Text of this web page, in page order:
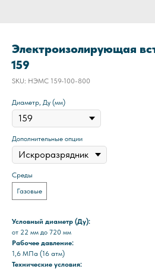
Электроизолирующая
159
SKU: НЭМС 159-100-800
Диаметр, Ду (мм)
Дополнительные опции
Среды
Газовые
Условный диаметр (Ду):
от 22 мм до 720 мм
Рабочее давление:
1,6 МПа (16 атм)
Технические условия: